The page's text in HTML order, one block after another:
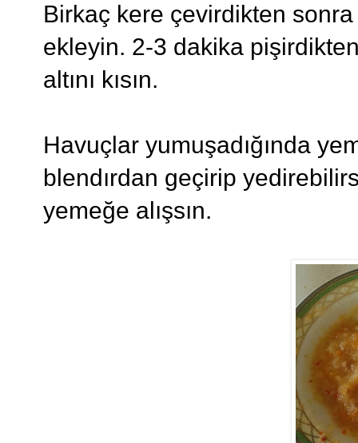
Birkaç kere çevirdikten
ekleyin. 2-3 dakika
altını kısın.
Havuçlar yumuşadığında
blendırdan geçirip
yemeğe alışsın.